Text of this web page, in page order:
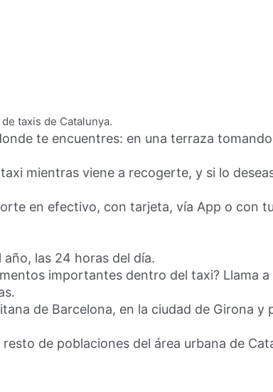
taxis de Catalunya.
te encuentres: en una terraza
mientras viene a recogerte, y si lo
en efectivo, con tarjeta, vía App o con
las 24 horas del día.
importantes dentro del taxi? Llama
de Barcelona, en la ciudad de Girona y
de poblaciones del área urbana de